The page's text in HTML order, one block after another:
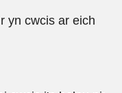
yn cwcis ar eich